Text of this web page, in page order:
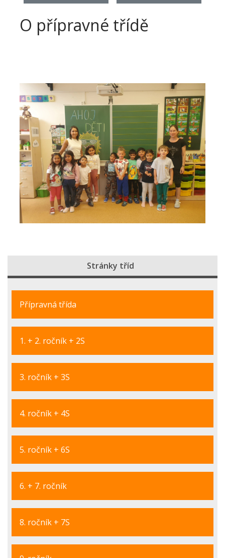
O přípravné třídě
Stránky tříd
Přípravná třída
1. + 2. ročník + 2S
3. ročník + 3S
4. ročník + 4S
5. ročník + 6S
6. + 7. ročník
8. ročník + 7S